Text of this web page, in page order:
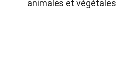
animales et végétales